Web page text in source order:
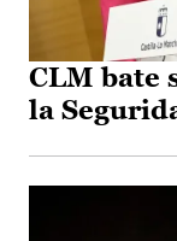
CLM bate
la